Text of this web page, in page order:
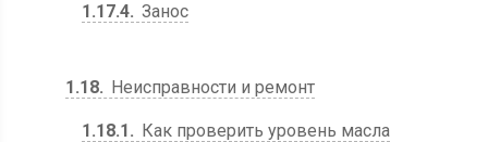
1.17.4 Занос
1.18 Неисправности и ремонт
1.18.1 Как проверить уровень масла